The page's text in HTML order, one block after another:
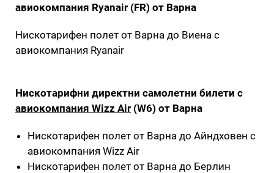
авиокомпания Ryanair (FR) от Варна
Нискотарифен полет от Варна до Виена с
авиокомпания Ryanair
Нискотарифни директни самолетни билети с
авиокомпания Wizz Air (W6) от Варна
Нискотарифен полет от Варна до Айндховен с
авиокомпания Wizz Air
Нискотарифен полет от Варна до Берлин